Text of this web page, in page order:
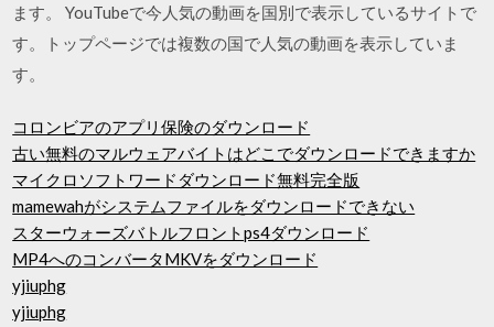
ます。 YouTubeで今人気の動画を国別で表示しているサイトで
す。トップページでは複数の国で人気の動画を表示していま
す。
コロンビアのアプリ保険のダウンロード
古い無料のマルウェアバイトはどこでダウンロードできますか
マイクロソフトワードダウンロード無料完全版
mamewahがシステムファイルをダウンロードできない
スターウォーズバトルフロントps4ダウンロード
MP4へのコンバータMKVをダウンロード
yjiuphg
yjiuphg